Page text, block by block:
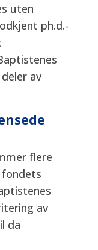
uten
ph.d.-
av
flere
av
da